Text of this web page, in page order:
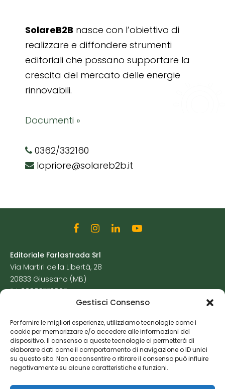
Gestisci Consenso
Per fornire le migliori esperienze, utilizziamo tecnologie come i
cookie per memorizzare e/o accedere alle informazioni del
dispositivo. Il consenso a queste tecnologie ci permetterà di
elaborare dati come il comportamento di navigazione o ID unici
su questo sito. Non acconsentire o ritirare il consenso può influire
negativamente su alcune caratteristiche e funzioni.
SolareB2B nasce con l’obiettivo di
realizzare e diffondere strumenti
editoriali che possano supportare la
crescita del mercato delle energie
rinnovabili.
Documenti »
0362/332160
lopriore@solareb2b.it
Editoriale Farlastrada Srl
Via Martiri della Libertà, 28
20833 Giussano (MB)
P.I. 06982770965
Cookie Policy
Risorse Aggiuntive